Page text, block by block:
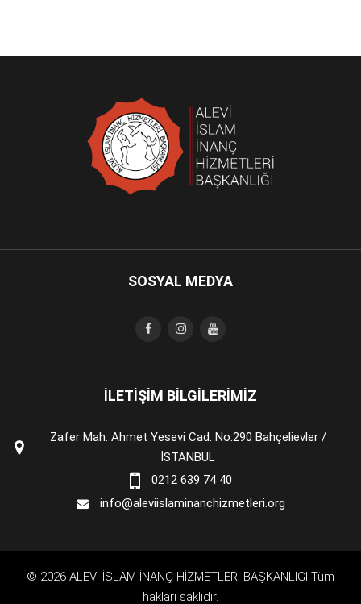
SOSYAL MEDYA
İLETİŞİM BİLGİLERİMİZ
Zafer Mah. Ahmet Yesevi Cad. No:290 Bahçelievler /
İSTANBUL
0212 639 74 40
info@aleviislaminanchizmetleri.org
© 2026 ALEVİ İSLAM İNANÇ HİZMETLERİ BAŞKANLIGI Tüm
hakları saklıdır.